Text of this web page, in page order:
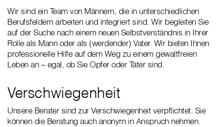
Wir sind ein Team von Männern, die in unterschiedlichen
Berufsfeldern arbeiten und integriert sind. Wir begleiten Sie
auf der Suche nach einem neuen Selbstverständnis in Ihrer
Rolle als Mann oder als (werdender) Vater. Wir bieten Ihnen
professionelle Hilfe auf dem Weg zu einem gewaltfreien
Leben an – egal, ob Sie Opfer oder Täter sind.
Verschwiegenheit
Unsere Berater sind zur Verschwiegenheit verpflichtet. Sie
können die Beratung auch anonym in Anspruch nehmen.